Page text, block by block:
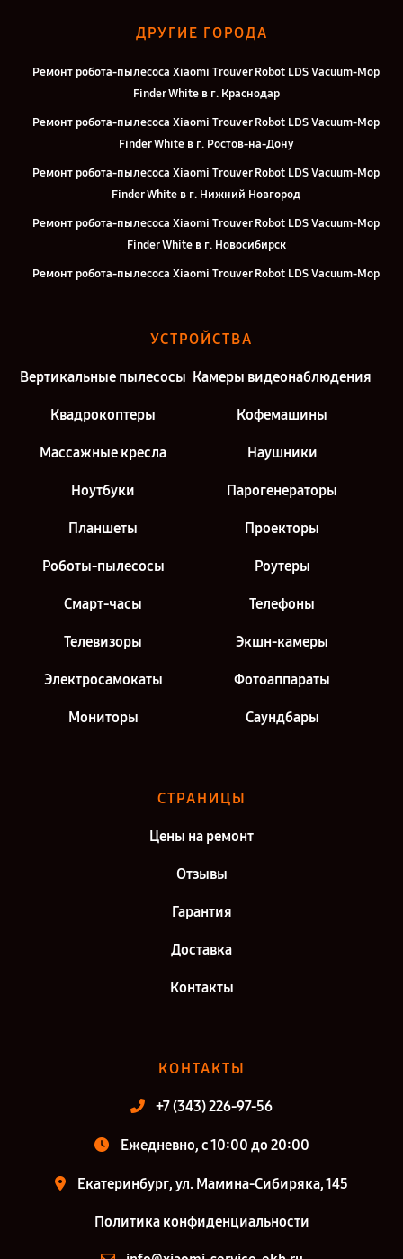
ДРУГИЕ ГОРОДА
Ремонт робота-пылесоса Xiaomi Trouver Robot LDS Vacuum-Mop
Finder White в г. Краснодар
Ремонт робота-пылесоса Xiaomi Trouver Robot LDS Vacuum-Mop
Finder White в г. Ростов-на-Дону
Ремонт робота-пылесоса Xiaomi Trouver Robot LDS Vacuum-Mop
Finder White в г. Нижний Новгород
Ремонт робота-пылесоса Xiaomi Trouver Robot LDS Vacuum-Mop
Finder White в г. Новосибирск
Ремонт робота-пылесоса Xiaomi Trouver Robot LDS Vacuum-Mop
Finder White в г. Казань
Ремонт робота-пылесоса Xiaomi Trouver Robot LDS Vacuum-Mop
Ремонт робота-пылесоса Xiaomi Trouver Robot LDS Vacuum-Mop
Finder White в г. Санкт-Петербург
УСТРОЙСТВА
Вертикальные пылесосы Камеры видеонаблюдения
Квадрокоптеры Кофемашины
Массажные кресла Наушники
Ноутбуки Парогенераторы
Планшеты Проекторы
Роботы-пылесосы Роутеры
Смарт-часы Телефоны
Телевизоры Экшн-камеры
Электросамокаты Фотоаппараты
Мониторы Саундбары
СТРАНИЦЫ
Цены на ремонт
Отзывы
Гарантия
Доставка
Контакты
КОНТАКТЫ
+7 (343) 226-97-56
Ежедневно, с 10:00 до 20:00
Екатеринбург, ул. Мамина-Сибиряка, 145
Политика конфиденциальности